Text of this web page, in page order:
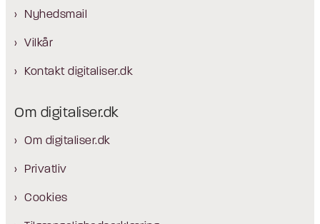
Nyhedsmail
Vilkår
Kontakt digitaliser.dk
Om digitaliser.dk
Om digitaliser.dk
Privatliv
Cookies